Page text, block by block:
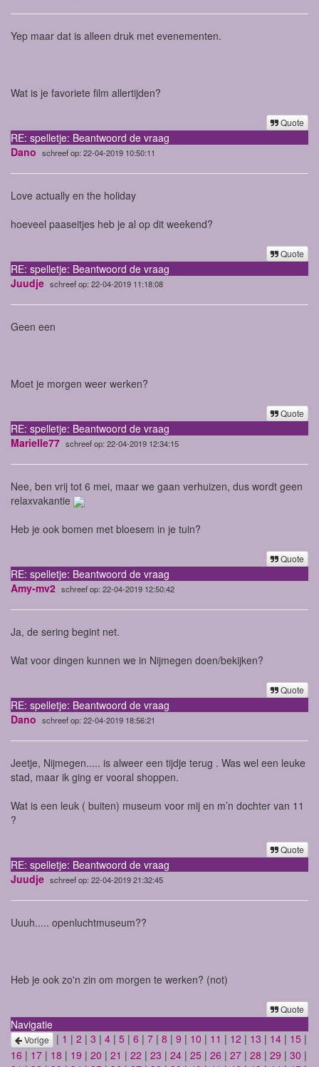
Yep maar dat is alleen druk met evenementen.
Wat is je favoriete film allertijden?
Quote
RE: spelletje: Beantwoord de vraag
Dano schreef op: 22-04-2019 10:50:11
Love actually en the holiday
hoeveel paaseitjes heb je al op dit weekend?
Quote
RE: spelletje: Beantwoord de vraag
Juudje schreef op: 22-04-2019 11:18:08
Geen een
Moet je morgen weer werken?
Quote
RE: spelletje: Beantwoord de vraag
Marielle77 schreef op: 22-04-2019 12:34:15
Nee, ben vrij tot 6 mei, maar we gaan verhuizen, dus wordt geen
relaxvakantie
Heb je ook bomen met bloesem in je tuin?
Quote
RE: spelletje: Beantwoord de vraag
Amy-mv2 schreef op: 22-04-2019 12:50:42
Ja, de sering begint net.
Wat voor dingen kunnen we in Nijmegen doen/bekijken?
Quote
RE: spelletje: Beantwoord de vraag
Dano schreef op: 22-04-2019 18:56:21
Jeetje, Nijmegen..... is alweer een tijdje terug . Was wel een leuke
stad, maar ik ging er vooral shoppen.
Wat is een leuk ( buiten) museum voor mij en m’n dochter van 11
?
Quote
RE: spelletje: Beantwoord de vraag
Juudje schreef op: 22-04-2019 21:32:45
Uuuh..... openluchtmuseum??
Heb je ook zo'n zin om morgen te werken? (not)
Quote
Navigatie
Vorige | 1 | 2 | 3 | 4 | 5 | 6 | 7 | 8 | 9 | 10 | 11 | 12 | 13 | 14 | 15 |
16 | 17 | 18 | 19 | 20 | 21 | 22 | 23 | 24 | 25 | 26 | 27 | 28 | 29 | 30 |